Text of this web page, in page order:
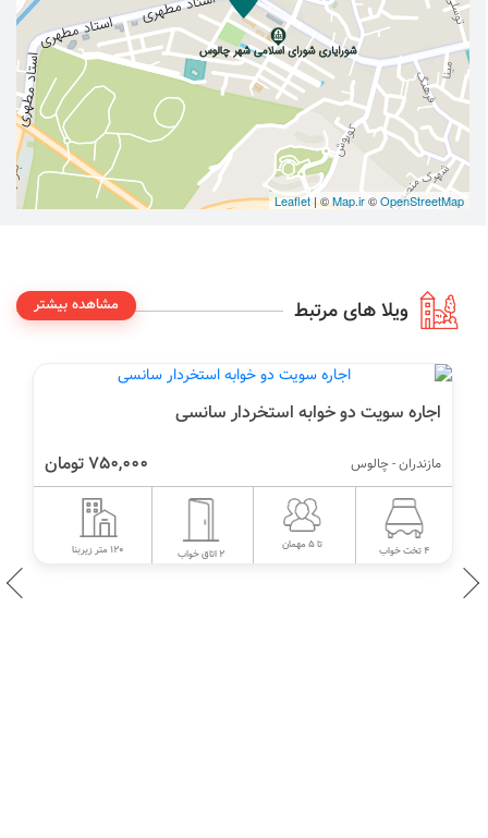
Leaflet| ©Map.ir©OpenStreetMap
ویلا های مرتبط مشاهده بیشتر
اجاره سویت دو خوابه استخردار سانسی
750,000 تومان مازندران - چالوس
4 تخت خواب تا 5 مهمان
2 اتاق خواب 120 متر زیربنا